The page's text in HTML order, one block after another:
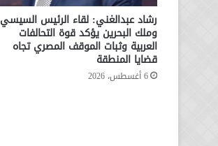
رشاد عبدالغني: لقاء الرئيس السيسي
وملك البحرين يؤكد قوة التحالفات
العربية وثبات الموقف المصري تجاه
قضايا المنطقة
6 أغسطس، 2026